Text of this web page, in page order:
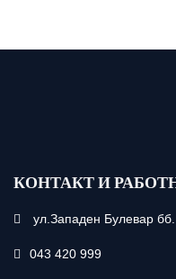
КОНТАКТ И
ул.Западен Булевар
043 420 999